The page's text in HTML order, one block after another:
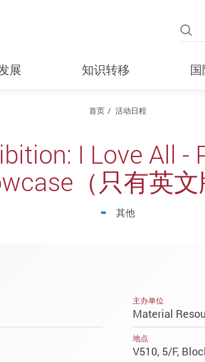
展 知识转移
首页 活动日程
I Love All -
（只有英文
其他
主办单位
Material
地点
V510, 5/F,